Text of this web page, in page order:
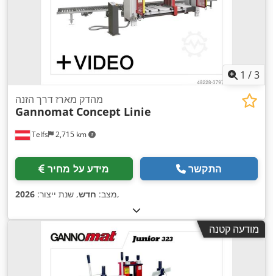
1 /3
Telfs 2,715 km
מהדק מארז דרך הזנה
Gannomat Concept Linie
מידע על מחיר התקשר
מצב: חדש, שנת ייצור: 2026 ,
מודעה קטנה